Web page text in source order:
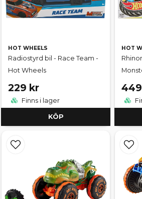
HOT WHEELS
Radiostyrd bil - Race Team -
Hot Wheels
229 kr
Finns i lager
KÖP
HOT